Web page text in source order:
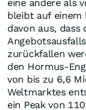
eine andere als
bleibt auf einem
davon aus, dass
zurückfallen
den Hormus-
von bis zu 6,6
Weltmarktes
ein Peak von